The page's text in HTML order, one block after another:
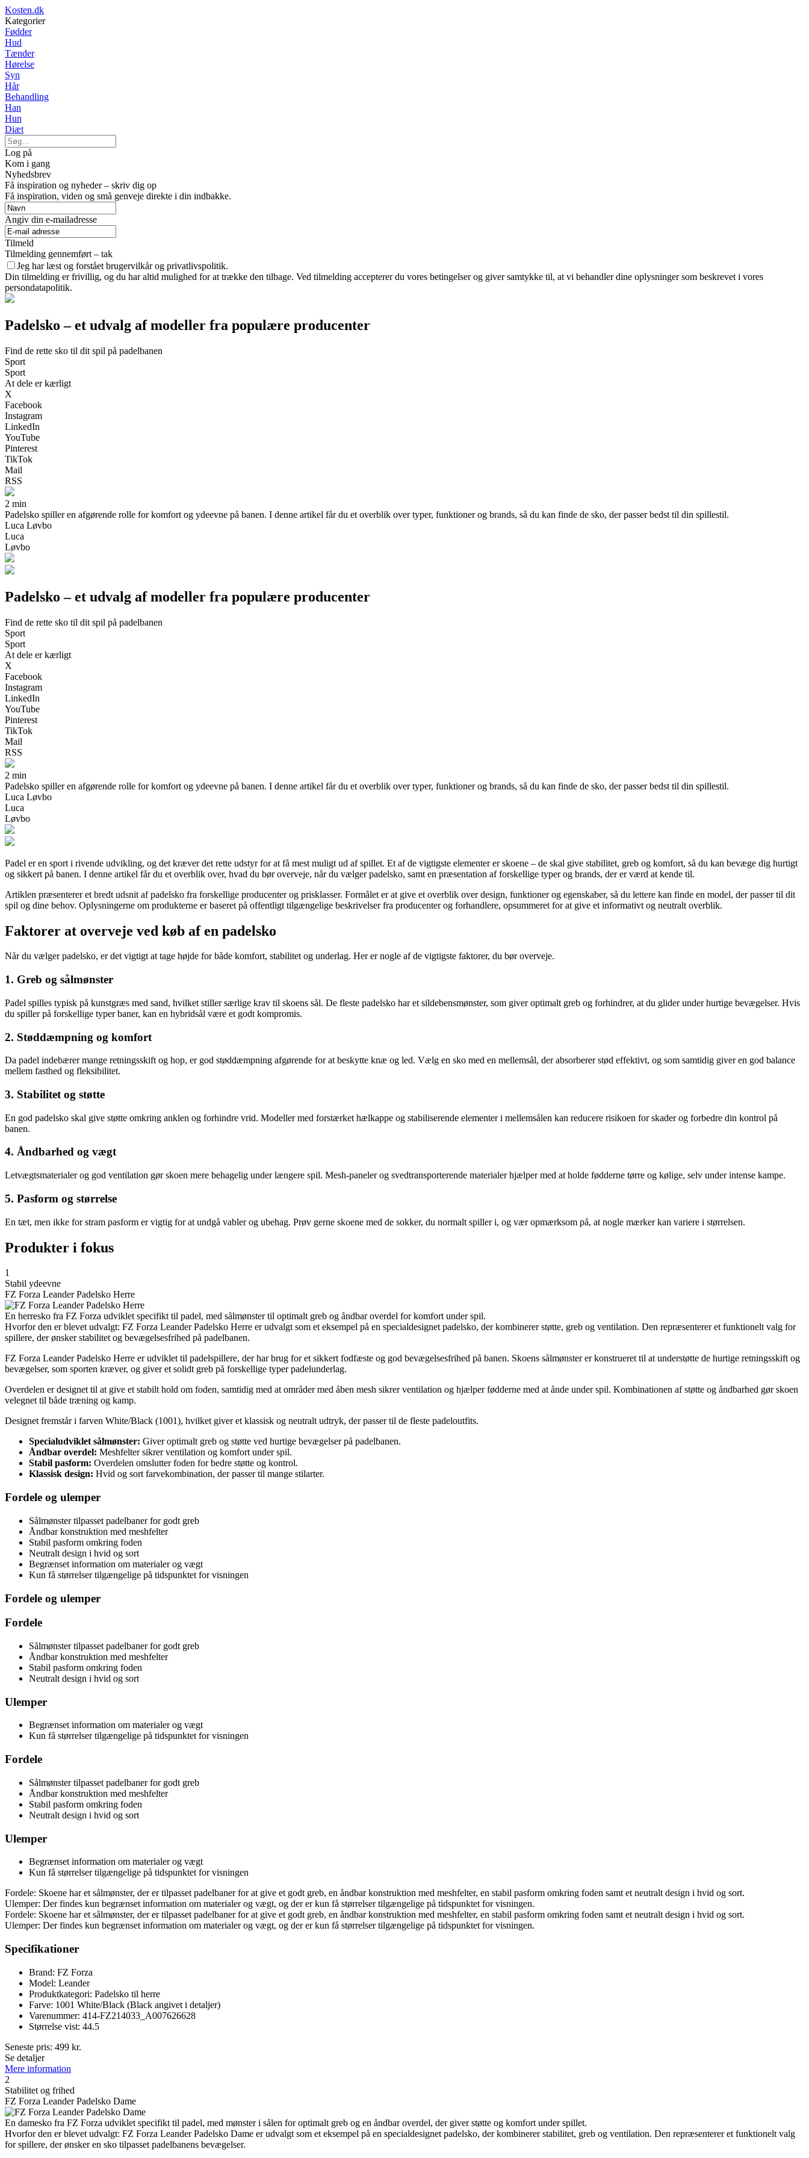
Kosten.dk
Kategorier
Fødder
Hud
Tænder
Hørelse
Syn
Hår
Behandling
Han
Hun
Diæt
Log på
Kom i gang
Nyhedsbrev
Få inspiration og nyheder – skriv dig op
Få inspiration, viden og små genveje direkte i din indbakke.
Angiv din e-mailadresse
Tilmeld
Tilmelding gennemført – tak
Jeg har læst og forstået brugervilkår og privatlivspolitik.
Din tilmelding er frivillig, og du har altid mulighed for at trække den tilbage. Ved tilmelding accepterer du vores betingelser og giver samtykke til, at vi behandler dine oplysninger som beskrevet i vores
persondatapolitik.
Padelsko – et udvalg af modeller fra populære producenter
Find de rette sko til dit spil på padelbanen
Sport
Sport
At dele er kærligt
X
Facebook
Instagram
LinkedIn
YouTube
Pinterest
TikTok
Mail
RSS
2 min
Padelsko spiller en afgørende rolle for komfort og ydeevne på banen. I denne artikel får du et overblik over typer, funktioner og brands, så du kan finde de sko, der passer bedst til din spillestil.
Luca Løvbo
Luca
Løvbo
Padelsko – et udvalg af modeller fra populære producenter
Find de rette sko til dit spil på padelbanen
Sport
Sport
At dele er kærligt
X
Facebook
Instagram
LinkedIn
YouTube
Pinterest
TikTok
Mail
RSS
2 min
Padelsko spiller en afgørende rolle for komfort og ydeevne på banen. I denne artikel får du et overblik over typer, funktioner og brands, så du kan finde de sko, der passer bedst til din spillestil.
Luca Løvbo
Luca
Løvbo
Padel er en sport i rivende udvikling, og det kræver det rette udstyr for at få mest muligt ud af spillet. Et af de vigtigste elementer er skoene – de skal give stabilitet, greb og komfort, så du kan bevæge dig hurtigt
og sikkert på banen. I denne artikel får du et overblik over, hvad du bør overveje, når du vælger padelsko, samt en præsentation af forskellige typer og brands, der er værd at kende til.
Artiklen præsenterer et bredt udsnit af padelsko fra forskellige producenter og prisklasser. Formålet er at give et overblik over design, funktioner og egenskaber, så du lettere kan finde en model, der passer til dit
spil og dine behov. Oplysningerne om produkterne er baseret på offentligt tilgængelige beskrivelser fra producenter og forhandlere, opsummeret for at give et informativt og neutralt overblik.
Faktorer at overveje ved køb af en padelsko
Når du vælger padelsko, er det vigtigt at tage højde for både komfort, stabilitet og underlag. Her er nogle af de vigtigste faktorer, du bør overveje.
1. Greb og sålmønster
Padel spilles typisk på kunstgræs med sand, hvilket stiller særlige krav til skoens sål. De fleste padelsko har et sildebensmønster, som giver optimalt greb og forhindrer, at du glider under hurtige bevægelser. Hvis
du spiller på forskellige typer baner, kan en hybridsål være et godt kompromis.
2. Støddæmpning og komfort
Da padel indebærer mange retningsskift og hop, er god støddæmpning afgørende for at beskytte knæ og led. Vælg en sko med en mellemsål, der absorberer stød effektivt, og som samtidig giver en god balance
mellem fasthed og fleksibilitet.
3. Stabilitet og støtte
En god padelsko skal give støtte omkring anklen og forhindre vrid. Modeller med forstærket hælkappe og stabiliserende elementer i mellemsålen kan reducere risikoen for skader og forbedre din kontrol på
banen.
4. Åndbarhed og vægt
Letvægtsmaterialer og god ventilation gør skoen mere behagelig under længere spil. Mesh-paneler og svedtransporterende materialer hjælper med at holde fødderne tørre og kølige, selv under intense kampe.
5. Pasform og størrelse
En tæt, men ikke for stram pasform er vigtig for at undgå vabler og ubehag. Prøv gerne skoene med de sokker, du normalt spiller i, og vær opmærksom på, at nogle mærker kan variere i størrelsen.
Produkter i fokus
1
Stabil ydeevne
FZ Forza Leander Padelsko Herre
En herresko fra FZ Forza udviklet specifikt til padel, med sålmønster til optimalt greb og åndbar overdel for komfort under spil.
Hvorfor den er blevet udvalgt: FZ Forza Leander Padelsko Herre er udvalgt som et eksempel på en specialdesignet padelsko, der kombinerer støtte, greb og ventilation. Den repræsenterer et funktionelt valg for
spillere, der ønsker stabilitet og bevægelsesfrihed på padelbanen.
FZ Forza Leander Padelsko Herre er udviklet til padelspillere, der har brug for et sikkert fodfæste og god bevægelsesfrihed på banen. Skoens sålmønster er konstrueret til at understøtte de hurtige retningsskift og
bevægelser, som sporten kræver, og giver et solidt greb på forskellige typer padelunderlag.
Overdelen er designet til at give et stabilt hold om foden, samtidig med at områder med åben mesh sikrer ventilation og hjælper fødderne med at ånde under spil. Kombinationen af støtte og åndbarhed gør skoen
velegnet til både træning og kamp.
Designet fremstår i farven White/Black (1001), hvilket giver et klassisk og neutralt udtryk, der passer til de fleste padeloutfits.
Specialudviklet sålmønster: Giver optimalt greb og støtte ved hurtige bevægelser på padelbanen.
Åndbar overdel: Meshfelter sikrer ventilation og komfort under spil.
Stabil pasform: Overdelen omslutter foden for bedre støtte og kontrol.
Klassisk design: Hvid og sort farvekombination, der passer til mange stilarter.
Fordele og ulemper
Sålmønster tilpasset padelbaner for godt greb
Åndbar konstruktion med meshfelter
Stabil pasform omkring foden
Neutralt design i hvid og sort
Begrænset information om materialer og vægt
Kun få størrelser tilgængelige på tidspunktet for visningen
Fordele og ulemper
Fordele
Sålmønster tilpasset padelbaner for godt greb
Åndbar konstruktion med meshfelter
Stabil pasform omkring foden
Neutralt design i hvid og sort
Ulemper
Begrænset information om materialer og vægt
Kun få størrelser tilgængelige på tidspunktet for visningen
Fordele
Sålmønster tilpasset padelbaner for godt greb
Åndbar konstruktion med meshfelter
Stabil pasform omkring foden
Neutralt design i hvid og sort
Ulemper
Begrænset information om materialer og vægt
Kun få størrelser tilgængelige på tidspunktet for visningen
Fordele: Skoene har et sålmønster, der er tilpasset padelbaner for at give et godt greb, en åndbar konstruktion med meshfelter, en stabil pasform omkring foden samt et neutralt design i hvid og sort.
Ulemper: Der findes kun begrænset information om materialer og vægt, og der er kun få størrelser tilgængelige på tidspunktet for visningen.
Fordele: Skoene har et sålmønster, der er tilpasset padelbaner for at give et godt greb, en åndbar konstruktion med meshfelter, en stabil pasform omkring foden samt et neutralt design i hvid og sort.
Ulemper: Der findes kun begrænset information om materialer og vægt, og der er kun få størrelser tilgængelige på tidspunktet for visningen.
Specifikationer
Brand: FZ Forza
Model: Leander
Produktkategori: Padelsko til herre
Farve: 1001 White/Black (Black angivet i detaljer)
Varenummer: 414-FZ214033_A007626628
Størrelse vist: 44.5
Seneste pris: 499 kr.
Se detaljer
Mere information
2
Stabilitet og frihed
FZ Forza Leander Padelsko Dame
En damesko fra FZ Forza udviklet specifikt til padel, med mønster i sålen for optimalt greb og en åndbar overdel, der giver støtte og komfort under spillet.
Hvorfor den er blevet udvalgt: FZ Forza Leander Padelsko Dame er udvalgt som et eksempel på en specialdesignet padelsko, der kombinerer stabilitet, greb og ventilation. Den repræsenterer et funktionelt valg
for spillere, der ønsker en sko tilpasset padelbanens bevægelser.